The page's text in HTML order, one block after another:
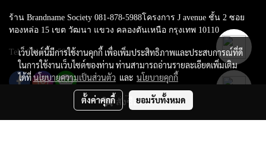
สั่งซื้อสินค้า
ร้าน Brandname Society 081-878-5988โครงการ J avenue ชั้น 2 ซอย
ทองหล่อ 15 เขต วัฒนา แขวง คลองตันเหนือ กรุงเทพ 10110
Tel : 081-878-5988
เว็บไซต์นี้มีการใช้งานคุกกี้ เพื่อเพิ่มประสิทธิภาพและประสบการณ์ที่ดี
ในการใช้งานเว็บไซต์ของท่าน ท่านสามารถอ่านรายละเอียดเพิ่มเติม
ได้ที่นโยบายความเป็นส่วนตัว และ นโยบายคุกกี้
ตั้งค่าคุกกี้ ยอมรับทั้งหมด